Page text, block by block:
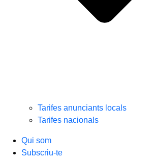
Tarifes anunciants locals
Tarifes nacionals
Qui som
Subscriu-te